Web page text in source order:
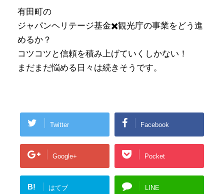
有田町の
ジャパンヘリテージ基金✖️観光庁の事業をどう進
めるか？
コツコツと信頼を積み上げていくしかない！
まだまだ悩める日々は続きそうです。
Twitter Facebook
Google+ Pocket
B! はてブ LINE